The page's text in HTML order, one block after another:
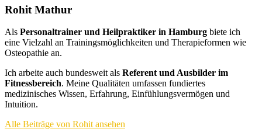
Rohit Mathur
Als Personaltrainer und Heilpraktiker in Hamburg biete ich
eine Vielzahl an Trainingsmöglichkeiten und Therapieformen wie
Osteopathie an.
Ich arbeite auch bundesweit als Referent und Ausbilder im
Fitnessbereich. Meine Qualitäten umfassen fundiertes
medizinisches Wissen, Erfahrung, Einfühlungsvermögen und
Intuition.
Alle Beiträge von Rohit ansehen